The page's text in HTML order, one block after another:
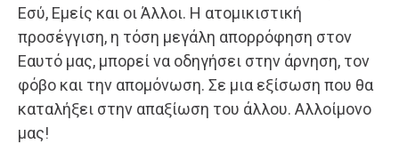
Εσύ, Εμείς και οι Άλλοι. Η ατομικιστική
προσέγγιση, η τόση μεγάλη απορρόφηση στον
Εαυτό μας, μπορεί να οδηγήσει στην άρνηση, τον
φόβο και την απομόνωση. Σε μια εξίσωση που θα
καταλήξει στην απαξίωση του άλλου. Αλλοίμονο
μας!